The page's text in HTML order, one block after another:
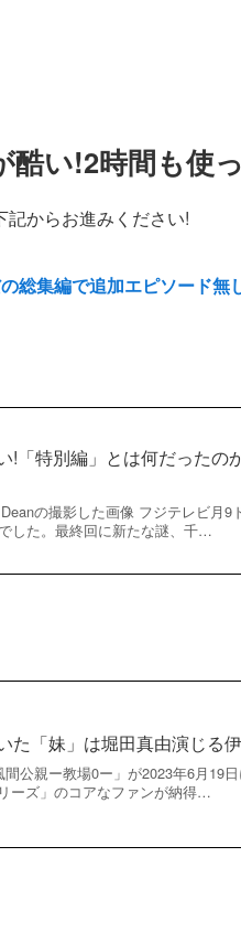
酷い!2時間も使
からお進みください!
総集編で追加エピソード無
!「特別編」とは何だった
の撮影した画像 フジテレビ月9
した。最終回に新たな謎、千…
た「妹」は堀田真由演じる
公親ー教場0ー」が2023年6月19
ーズ」のコアなファンが納得…